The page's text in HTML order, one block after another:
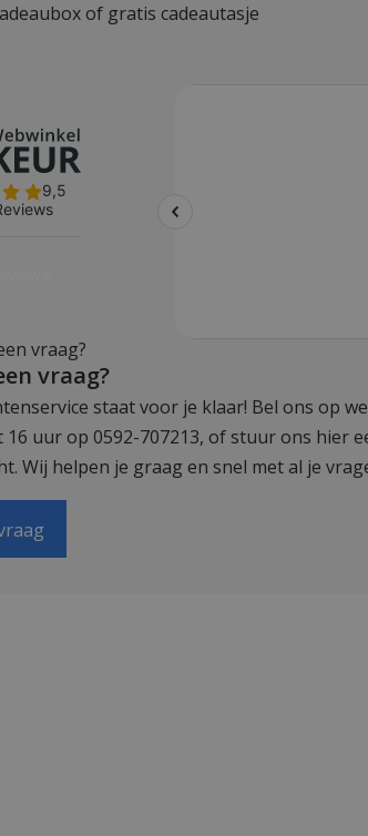
of gratis cadeautasje
vraag?
staat voor je klaar! Bel ons op
16 uur op 0592-707213, of stuur ons hier
Wij helpen je graag en snel met al je